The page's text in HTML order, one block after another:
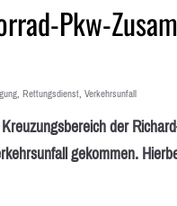
Pkw-
, Rettungsdienst, Verkehrsunfall
der
gekommen.